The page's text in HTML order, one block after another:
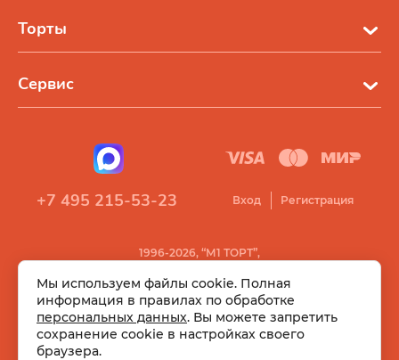
Торты
Сервис
1996-2026, “М1 ТОРТ”,
+7 495 215-53-23 Вход Регистрация
Мы используем файлы cookie. Полная
информация в правилах по обработке
персональных данных. Вы можете запретить
сохранение cookie в настройках своего
браузера.